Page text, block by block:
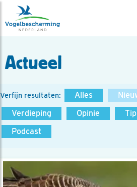
Actueel
Verfijn resultaten: Alles
Verdieping
Opinie Tip
Podcast